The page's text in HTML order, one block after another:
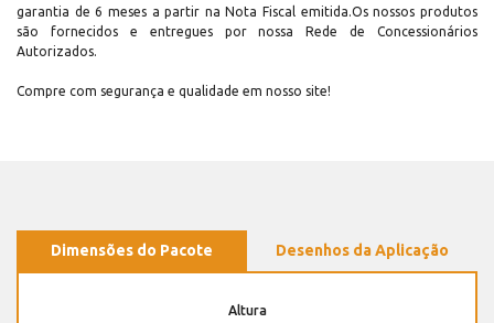
garantia de 6 meses a partir na Nota Fiscal emitida.Os nossos produtos
são fornecidos e entregues por nossa Rede de Concessionários
Autorizados.
Compre com segurança e qualidade em nosso site!
Dimensões do Pacote Desenhos da Aplicação
Altura